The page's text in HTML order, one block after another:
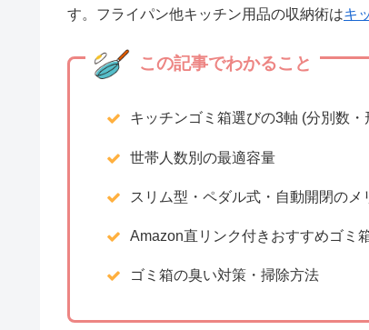
す。フライパン他キッチン用品の収納術はキ
この記事でわかること
キッチンゴミ箱選びの3軸 (分別数・
世帯人数別の最適容量
スリム型・ペダル式・自動開閉のメ
Amazon直リンク付きおすすめゴミ
ゴミ箱の臭い対策・掃除方法